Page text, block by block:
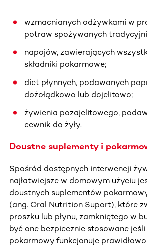
wzmacnianych odżywkami w
potraw spożywanych
napojów, zawierających
składniki pokarmowe;
diet płynnych, podawanych
dożołądkowo lub dojelitowo;
żywienia pozajelitowego,
cewnik do żyły.
Doustne suplementy i
Spośród dostępnych interwencji
najłatwiejsze w domowym użyciu
doustnych suplementów
(ang. Oral Nutrition Suport), które
proszku lub płynu, zamkniętego w
być one bezpiecznie stosowane
pokarmowy funkcjonuje